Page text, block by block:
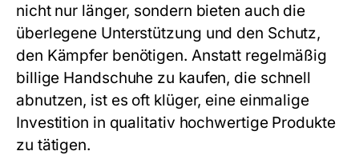
nicht nur länger, sondern bieten auch die
überlegene Unterstützung und den Schutz,
den Kämpfer benötigen. Anstatt regelmäßig
billige Handschuhe zu kaufen, die schnell
abnutzen, ist es oft klüger, eine einmalige
Investition in qualitativ hochwertige Produkte
zu tätigen.